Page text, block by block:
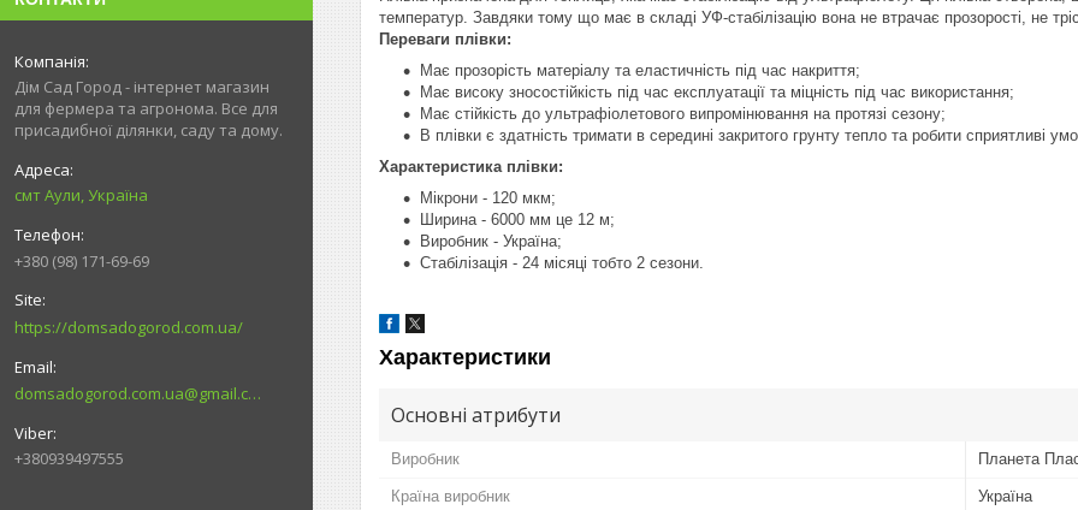
Дім Сад Город - інтернет магазин
для фермера та агронома. Все для
присадибної ділянки, саду та дому.
смт Аули, Україна
+380 (98) 171-69-69
https://domsadogorod.com.ua/
domsadogorod.com.ua@gmail.com
+380939497555
температур. Завдяки тому що має в складі УФ-стабілізацію вона не втрачає прозорості, не
Переваги плівки:
Має прозорість матеріалу та еластичність під час накриття;
Має високу зносостійкість під час експлуатації та міцність під час використання;
Має стійкість до ультрафіолетового випромінювання на протязі сезону;
В плівки є здатність тримати в середині закритого грунту тепло та робити сприятливі
Характеристика плівки:
Мікрони - 120 мкм;
Ширина - 6000 мм це 12 м;
Виробник - Україна;
Стабілізація - 24 місяці тобто 2 сезони.
Характеристики
Основні атрибути
Виробник Планета
Країна виробник Україна